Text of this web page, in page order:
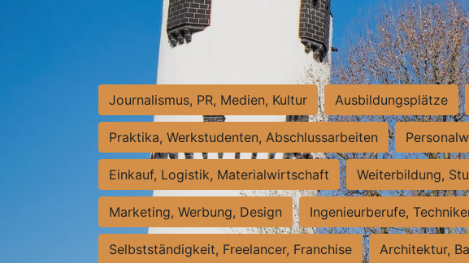
Journalismus, PR, Medien, Kultur Ausbildungsplätze
Praktika, Werkstudenten, Abschlussarbeiten
Einkauf, Logistik, Materialwirtschaft Weiterbildung,
Marketing, Werbung, Design Ingenieurberufe,
Selbstständigkeit, Freelancer, Franchise Architektur,